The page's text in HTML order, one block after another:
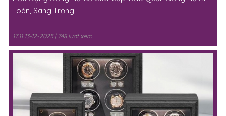
Toàn, Sang Trọng
17:11 13-12-2025 | 748 lượt xem